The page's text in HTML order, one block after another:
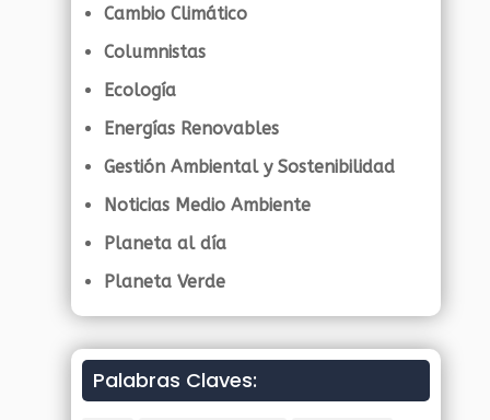
Cambio Climático
Columnistas
Ecología
Energías Renovables
Gestión Ambiental y Sostenibilidad
Noticias Medio Ambiente
Planeta al día
Planeta Verde
Palabras Claves: